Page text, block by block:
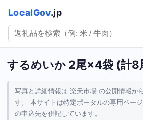
LocalGov.jp
するめいか 2尾×4袋 (計8
写真と詳細情報は 楽天市場 の公開情報か
す。 本サイトは特定ポータルの専用ペー
の申込先を併記しています。